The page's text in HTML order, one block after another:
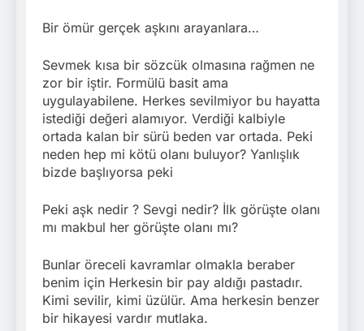
Bir ömür gerçek aşkını arayanlara…
Sevmek kısa bir sözcük olmasına rağmen ne
zor bir iştir. Formülü basit ama
uygulayabilene. Herkes sevilmiyor bu hayatta
istediği değeri alamıyor. Verdiği kalbiyle
ortada kalan bir sürü beden var ortada. Peki
neden hep mi kötü olanı buluyor? Yanlışlık
bizde başlıyorsa peki
Peki aşk nedir ? Sevgi nedir? İlk görüşte olanı
mı makbul her görüşte olanı mı?
Bunlar öreceli kavramlar olmakla beraber
benim için Herkesin bir pay aldığı pastadır.
Kimi sevilir, kimi üzülür. Ama herkesin benzer
bir hikayesi vardır mutlaka.